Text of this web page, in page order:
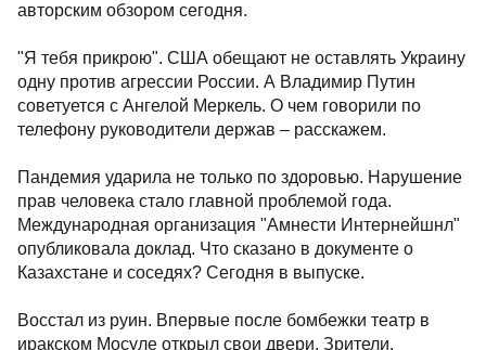
авторским обзором сегодня.
"Я тебя прикрою". США обещают не оставлять Украину
одну против агрессии России. А Владимир Путин
советуется с Ангелой Меркель. О чем говорили по
телефону руководители держав – расскажем.
Пандемия ударила не только по здоровью. Нарушение
прав человека стало главной проблемой года.
Международная организация "Амнести Интернейшнл"
опубликовала доклад. Что сказано в документе о
Казахстане и соседях? Сегодня в выпуске.
Восстал из руин. Впервые после бомбежки театр в
иракском Мосуле открыл свои двери. Зрители,